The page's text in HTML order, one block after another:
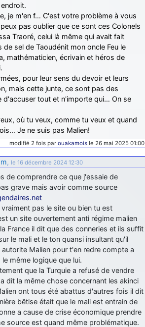
je m'en f… C'est votre problème à vous
pas oublier que ce sont ces Colonels
Traoré, celui là même qui avait fait
de sel de Taoudénit mon oncle Feu le
mathématicien, écrivain et héros de
pour leur sens du devoir et leurs
mais cette junte, ce sont pas des
d'accuser tout et n'importe qui… On se
où tu veux, comme tu veux et quand
Je ne suis pas Malien!
modifié 2 fois par ouakamois le 26 mai 2025 01:00
, le 16 décembre 2024 12:30
de comprendre ce que j'essaie de
grave mais avoir comme source
pas le site ou bien tu est
un site ouvertement anti régime malien
France il dit que des conneries et ils suffit
le mali et le ton quansi insultant qu'il
Malien pour t'en redre compte a
même logique que lui.
que la Turquie a refusé de vendre
dit la même chose concernant les akinci
ont tous été abattus d'autres fois il dit
bêtise était que le mali est entrain de
a cause de crise économique prendre
source est quand même problématique.